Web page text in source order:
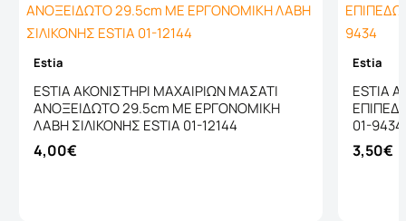
Estia
ESTIA ΑΚΟΝΙΣΤΗΡΙ ΜΑΧΑΙΡΙΩΝ ΜΑΣΑΤΙ
ΑΝΟΞΕΙΔΩΤΟ 29.5cm ΜΕ ΕΡΓΟΝΟΜΙΚΗ
ΛΑΒΗ ΣΙΛΙΚΟΝΗΣ ESTIA 01-12144
4,00€
Estia
ESTIA
01-9434
3,50€